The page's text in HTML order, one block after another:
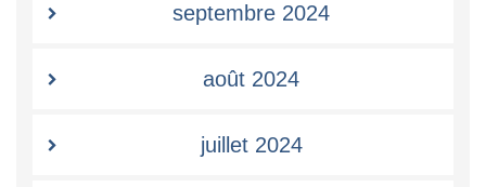
septembre 2024
août 2024
juillet 2024